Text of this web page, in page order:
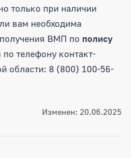
только при наличии
вам необходима
ВМП по полису
телефону контакт-
области: 8 (800) 100-56-
Изменен: 20.06.2025